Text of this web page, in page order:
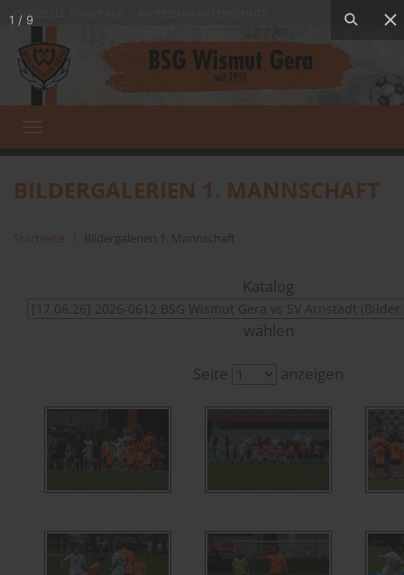
OFFIZIELLE HOMEPAGE
Toggle
navigation
BILDERGALERIEN 1. MANNSCHAFT
Startseite Bildergalerien 1. Mannschaft
Katalog
wählen
Seite
anzeigen